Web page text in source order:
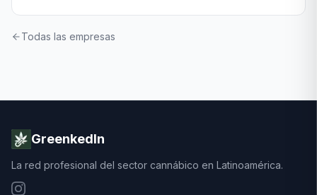
Todas las empresas
GreenkedIn
La red profesional del sector cannábico en Latinoamérica.